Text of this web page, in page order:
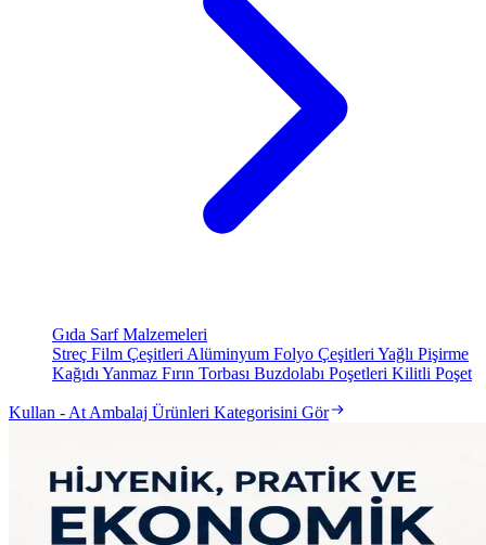
Gıda Sarf Malzemeleri
Streç Film Çeşitleri Alüminyum Folyo Çeşitleri Yağlı Pişirme
Kağıdı Yanmaz Fırın Torbası Buzdolabı Poşetleri Kilitli Poşet
Kullan - At Ambalaj Ürünleri Kategorisini Gör